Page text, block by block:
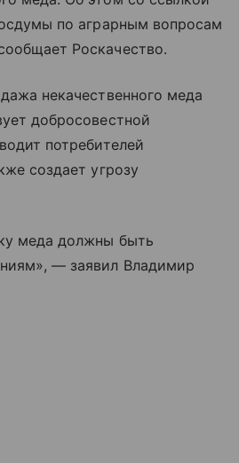
по аграрным вопросам
Роскачество.
некачественного меда
добросовестной
потребителей
создает угрозу
меда должны быть
— заявил Владимир